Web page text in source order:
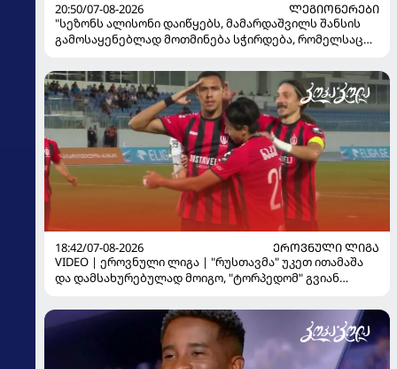
20:50/07-08-2026
ᲚᲔᲒᲘᲝᲜᲔᲠᲔᲑᲘ
"სეზონს ალისონი დაიწყებს, მამარდაშვილს შანსის
გამოსაყენებლად მოთმინება სჭირდება, რომელსაც
ყოფილმა მეკარემ
18:42/07-08-2026
ᲔᲠᲝᲕᲜᲣᲚᲘ ᲚᲘᲒᲐ
VIDEO | ეროვნული ლიგა | "რუსთავმა" უკეთ ითამაშა
და დამსახურებულად მოიგო, "ტორპედომ" გვიან